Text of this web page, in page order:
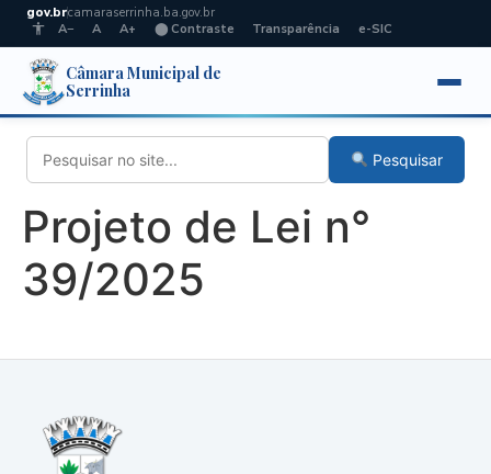
gov.brcamaraserrinha.ba.gov.br
A−
A A+ ⬤ Contraste Transparência e-SIC
Câmara Municipal de
Serrinha
Pesquisar
Projeto de Lei n°
39/2025